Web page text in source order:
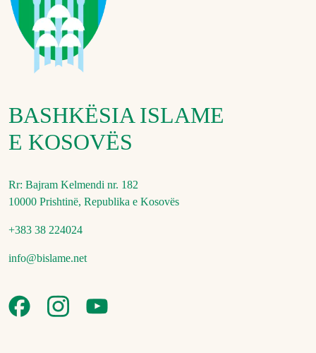
BASHKËSIA ISLAME
E KOSOVËS
Rr: Bajram Kelmendi nr. 182
10000 Prishtinë, Republika e Kosovës
+383 38 224024
info@bislame.net